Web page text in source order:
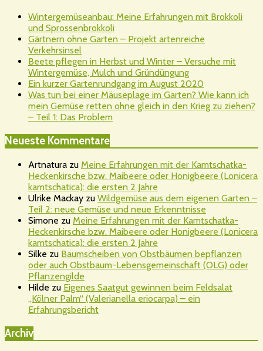
Wintergemüseanbau: Meine Erfahrungen mit Brokkoli
und Sprossenbrokkoli
Gärtnern ohne Garten – Projekt artenreiche
Verkehrsinsel
Beete pflegen in Herbst und Winter – Versuche mit
Wintergemüse, Mulch und Gründüngung
Ein kurzer Gartenrundgang im August 2020
Was tun bei einer Mäuseplage im Garten? Wie kann ich
mein Gemüse retten ohne gleich in den Krieg zu ziehen?
– Teil 1: Das Problem
Neueste Kommentare
Artnatura zu Meine Erfahrungen mit der Kamtschatka-
Heckenkirsche bzw. Maibeere oder Honigbeere (Lonicera
kamtschatica): die ersten 2 Jahre
Ulrike Mackay zu Wildgemüse aus dem eigenen Garten –
Teil 2: neue Gemüse und neue Erkenntnisse
Simone zu Meine Erfahrungen mit der Kamtschatka-
Heckenkirsche bzw. Maibeere oder Honigbeere (Lonicera
kamtschatica): die ersten 2 Jahre
Silke zu Baumscheiben von Obstbäumen bepflanzen
oder auch Obstbaum-Lebensgemeinschaft (OLG) oder
Pflanzengilde
Hilde zu Eigenes Saatgut gewinnen beim Feldsalat
„Kölner Palm“ (Valerianella eriocarpa) – ein
Erfahrungsbericht
Archiv